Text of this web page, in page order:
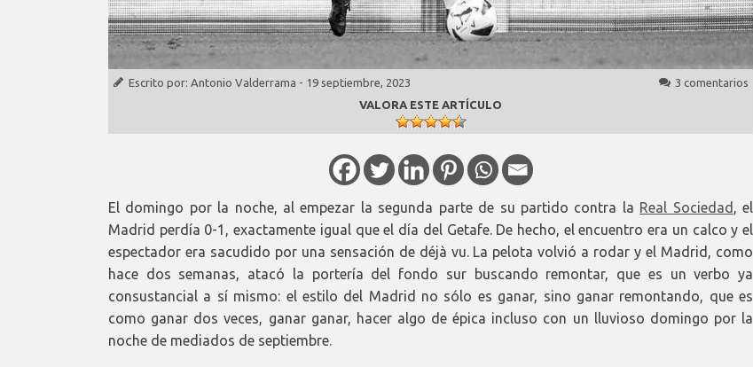
Escrito por: Antonio Valderrama - 19 septiembre, 2023
3 comentarios
VALORA ESTE ARTÍCULO
El domingo por la noche, al empezar la segunda parte de su partido contra la Real Sociedad
, el
Madrid perdía 0-1, exactamente igual que el día del Getafe. De hecho, el encuentro era un calco y el
espectador era sacudido por una sensación de déjà vu. La pelota volvió a rodar y el Madrid, como
hace dos semanas, atacó la portería del fondo sur buscando remontar, que es un verbo ya
consustancial a sí mismo: el estilo del Madrid no sólo es ganar, sino ganar remontando, que es
como ganar dos veces, ganar ganar, hacer algo de épica incluso con un lluvioso domingo por la
noche de mediados de septiembre.